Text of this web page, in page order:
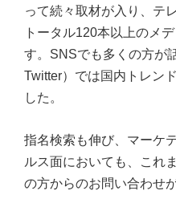
って続々取材が入り、テ
トータル120本以上のメ
す。SNSでも多くの方が
Twitter）では国内トレン
した。
指名検索も伸び、マーケ
ルス面においても、これ
の方からのお問い合わせ